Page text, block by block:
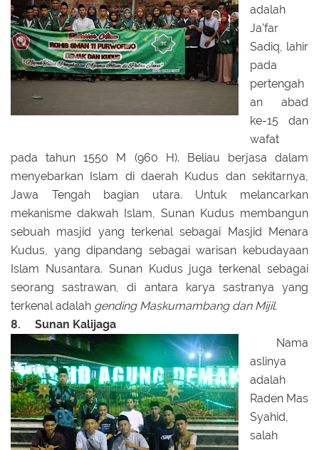
adalah
Ja’far
Sadiq, lahir
pada
pertengah
an abad
ke-15 dan
wafat
pada tahun 1550 M (960 H). Beliau berjasa dalam
menyebarkan Islam di daerah Kudus dan sekitarnya,
Jawa Tengah bagian utara. Untuk melancarkan
mekanisme dakwah Islam, Sunan Kudus membangun
sebuah masjid yang terkenal sebagai Masjid Menara
Kudus, yang dipandang sebagai warisan kebudayaan
Islam Nusantara. Sunan Kudus juga terkenal sebagai
seorang sastrawan, di antara karya sastranya yang
terkenal adalah gending Maskumambang dan Mijil.
8. Sunan Kalijaga
Nama
aslinya
adalah
Raden Mas
Syahid,
salah